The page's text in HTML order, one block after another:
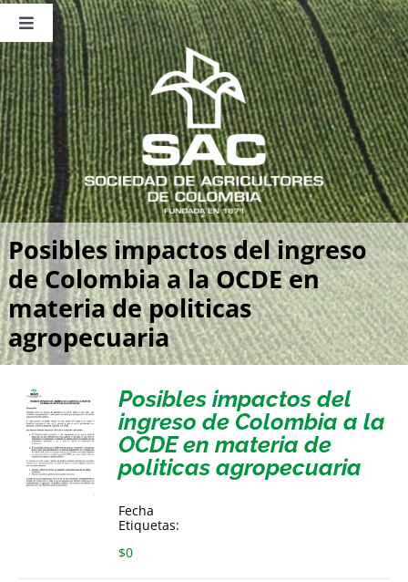
Saltar
contenido
Toggle
Navigation
Nosotros
Publicaciones
Sala de Prensa
Eventos
Posibles impactos del ingreso
de Colombia a la OCDE en
materia de politicas
agropecuaria
Posibles impactos del
ingreso de Colombia a la
OCDE en materia de
politicas agropecuaria
Fecha
Etiquetas:
$0